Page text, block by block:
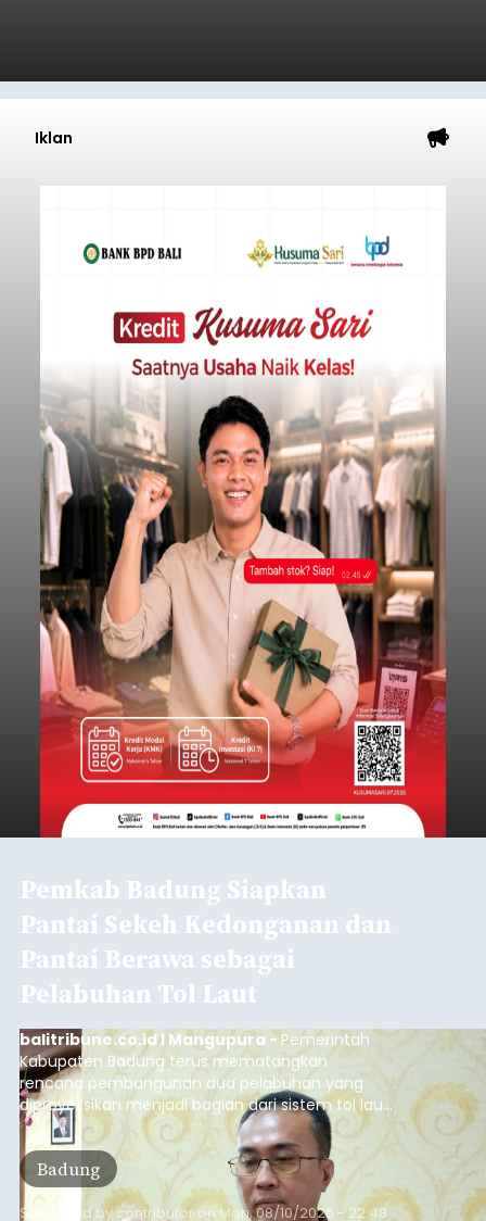
Iklan
Pemkab Badung Siapkan
Pantai Sekeh Kedonganan dan
Pantai Berawa sebagai
Pelabuhan Tol Laut
balitribune.co.id I Mangupura -Pemerintah
Kabupaten Badung terus mematangkan
rencana pembangunan dua pelabuhan yang
diproyeksikan menjadi bagian dari sistem tol laut
sekaligus transportasi publik terintegrasi. Dua
lokasi yang disiapkan berada di Pantai Sekeh,
Kedonganan, dan Pantai Berawa, Canggu.
Badung
Submitted bycontributoronMon, 08/10/2026 - 22:48